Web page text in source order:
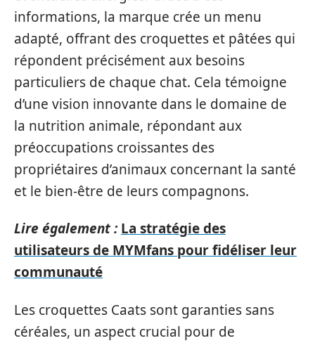
informations, la marque crée un menu
adapté, offrant des croquettes et pâtées qui
répondent précisément aux besoins
particuliers de chaque chat. Cela témoigne
d’une vision innovante dans le domaine de
la nutrition animale, répondant aux
préoccupations croissantes des
propriétaires d’animaux concernant la santé
et le bien-être de leurs compagnons.
Lire également : La stratégie des
utilisateurs de MYMfans pour fidéliser leur
communauté
Les croquettes Caats sont garanties sans
céréales, un aspect crucial pour de